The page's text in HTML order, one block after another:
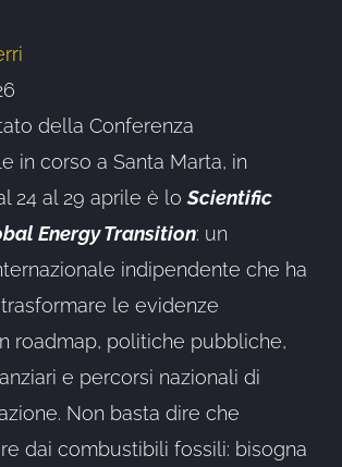
della Conferenza
in corso a Santa Marta, in
24 al 29 aprile è loScientific
Energy Transition: un
indipendente che ha
trasformare le evidenze
roadmap, politiche pubbliche,
e percorsi nazionali di
Non basta dire che
dai combustibili fossili: bisogna